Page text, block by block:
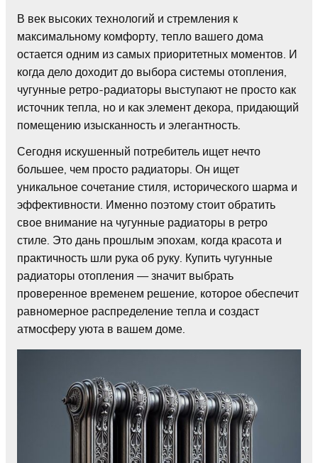
В век высоких технологий и стремления к
максимальному комфорту, тепло вашего дома
остается одним из самых приоритетных моментов. И
когда дело доходит до выбора системы отопления,
чугунные ретро-радиаторы выступают не просто как
источник тепла, но и как элемент декора, придающий
помещению изысканность и элегантность.
Сегодня искушенный потребитель ищет нечто
большее, чем просто радиаторы. Он ищет
уникальное сочетание стиля, исторического шарма и
эффективности. Именно поэтому стоит обратить
свое внимание на чугунные радиаторы в ретро
стиле. Это дань прошлым эпохам, когда красота и
практичность шли рука об руку. Купить чугунные
радиаторы отопления — значит выбрать
проверенное временем решение, которое обеспечит
равномерное распределение тепла и создаст
атмосферу уюта в вашем доме.